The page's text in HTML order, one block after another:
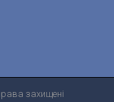
захищені